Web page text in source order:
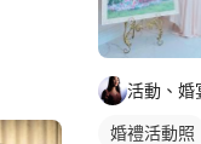
活動、婚
婚禮活動照